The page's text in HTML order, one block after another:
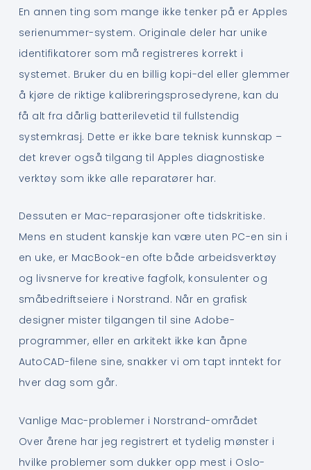
En annen ting som mange ikke tenker på er Apples
serienummer-system. Originale deler har unike
identifikatorer som må registreres korrekt i
systemet. Bruker du en billig kopi-del eller glemmer
å kjøre de riktige kalibreringsprosedyrene, kan du
få alt fra dårlig batterilevetid til fullstendig
systemkrasj. Dette er ikke bare teknisk kunnskap –
det krever også tilgang til Apples diagnostiske
verktøy som ikke alle reparatører har.
Dessuten er Mac-reparasjoner ofte tidskritiske.
Mens en student kanskje kan være uten PC-en sin i
en uke, er MacBook-en ofte både arbeidsverktøy
og livsnerve for kreative fagfolk, konsulenter og
småbedriftseiere i Norstrand. Når en grafisk
designer mister tilgangen til sine Adobe-
programmer, eller en arkitekt ikke kan åpne
AutoCAD-filene sine, snakker vi om tapt inntekt for
hver dag som går.
Vanlige Mac-problemer i Norstrand-området
Over årene har jeg registrert et tydelig mønster i
hvilke problemer som dukker opp mest i Oslo-